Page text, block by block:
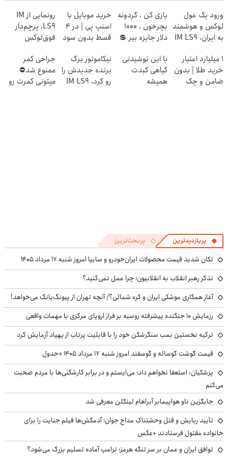
ورود یک غول
لوکس و هوشمند
به ایران، IM LS9
شد
بازی کن ، گردونه
بچرخون ، 1000
دلار جایزه ببر 💲
خرید موبایل با
اسنپ پی | در ۴
قسط بدون سود
رونمایی از IM
LS9، پرچم‌دار
فوق‌لوکس
ایران شد
۱ میلیارد اعتبار
خرید طلا | بدون
ضامن و چک
با این نوشیدنی
گیاهی کبدت
همیشه
نیکاموتور برگ
برنده جدیدش را
رو کرد، IM LS9
جراحی کمر
ممنوع شد⛔
میتونی کمرت رو
پربازدیدترین پربحث‌ترین
تکان شدید قیمت محصولات ایران‌خودرو و سایپا امروز شنبه ۱۷ مرداد ۱۴۰۵
تذکر رهبر انقلاب به انقلابیون؛ چرا عمل نمی‌کنید؟
آغاز همکاری موشکی ایران و کره شمالی؟/ آنچه تهران از پیونگ‌یانگ می‌خواهد!
رزمایش ۱۰ جنگنده پیشرفته روسیه بر فراز اروپای مرکزی با مهمات واقعی
ترکیه نخستین بمب سنگرشکن خود را با قابلیت پرتاب از پهپاد آزمایش کرد
قیمت گوشت گوساله و گوسفند امروز شنبه ۱۷ مرداد ۱۴۰۵ +جدول
پزشکیان: استعفا نخواهم داد؛ می‌ایستم و در برابر کارشکنی‌ها با مردم صحبت
می‌کنم
جایگزین ناو هواپیمابر آبراهام لینکلن معرفی شد
تأیید ربایش و قتل وحشتناک مداح جوان؛ آدمکش‌ها فیلم جنایت را برای
خانواده مقتول فرستادند +عکس
توافق ایران و عمان بر سر تنگه هرمز؛ ترامپ آماده تسلیم بزرگ می‌شود؟